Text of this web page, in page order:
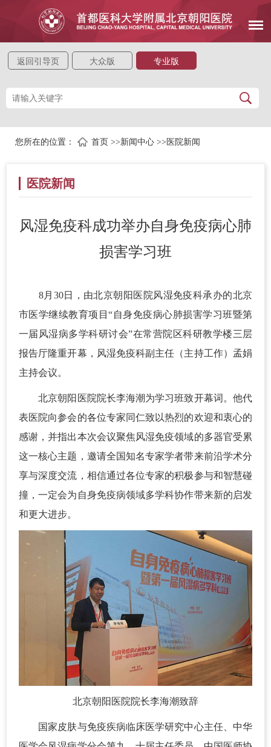
返回引导页 大众版 专业版
您所在的位置： 首页 >>新闻中心 >> 医院新闻
医院新闻
风湿免疫科成功举办自身免疫病心肺
损害学习班
8月30日，由北京朝阳医院风湿免疫科承办的北京
市医学继续教育项目“自身免疫病心肺损害学习班暨第
一届风湿病多学科研讨会”在常营院区科研教学楼三层
报告厅隆重开幕，风湿免疫科副主任（主持工作）孟娟
主持会议。
北京朝阳医院院长李海潮为学习班致开幕词。他代
表医院向参会的各位专家同仁致以热烈的欢迎和衷心的
感谢，并指出本次会议聚焦风湿免疫领域的多器官受累
这一核心主题，邀请全国知名专家学者带来前沿学术分
享与深度交流，相信通过各位专家的积极参与和智慧碰
撞，一定会为自身免疫病领域多学科协作带来新的启发
和更大进步。
北京朝阳医院院长李海潮致辞
国家皮肤与免疫疾病临床医学研究中心主任、中华